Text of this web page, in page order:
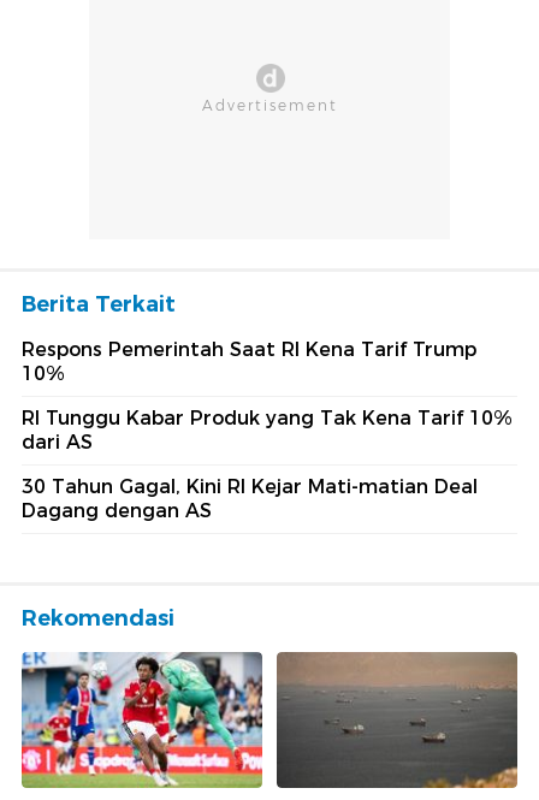
Berita Terkait
Respons Pemerintah Saat RI Kena Tarif Trump
10%
RI Tunggu Kabar Produk yang Tak Kena Tarif 10%
dari AS
30 Tahun Gagal, Kini RI Kejar Mati-matian Deal
Dagang dengan AS
Rekomendasi